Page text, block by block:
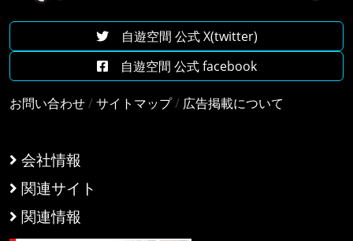
会社情報
関連サイト
関連情報
自遊空間 公式 X(twitter)
自遊空間 公式 facebook
お問い合わせ/サイトマップ/ 広告掲載について